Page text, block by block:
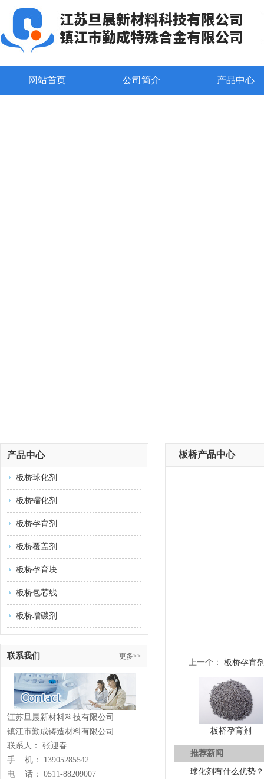
网站首页 公司简介 产品中心
产品中心
板桥球化剂
板桥蠕化剂
板桥孕育剂
板桥覆盖剂
板桥孕育块
板桥包芯线
板桥增碳剂
联系我们 更多>>
江苏旦晨新材料科技有限公司
镇江市勤成铸造材料有限公司
联系人： 张迎春
手 机： 13905285542
电 话： 0511-88209007
板桥产品中心
上一个： 板桥孕育
板桥孕育剂
推荐新闻
球化剂有什么优势？